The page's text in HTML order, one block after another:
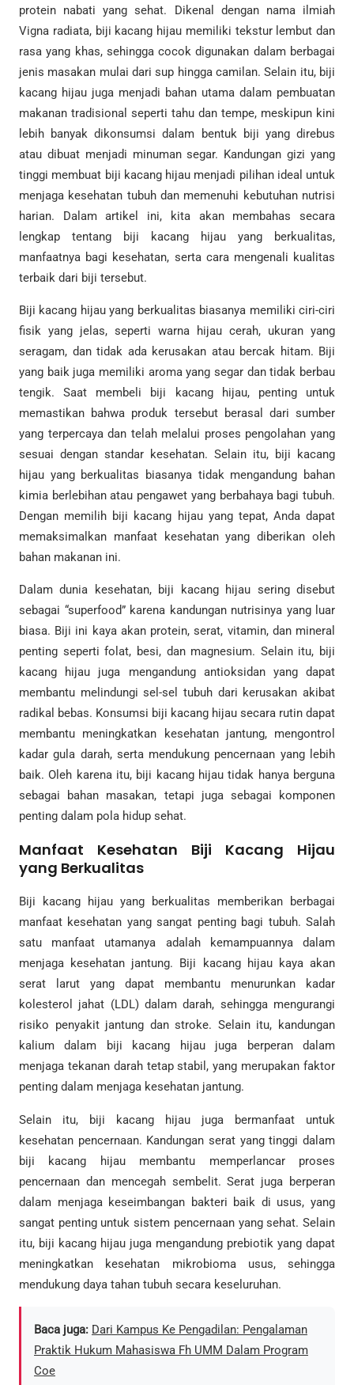
protein nabati yang sehat. Dikenal dengan nama ilmiah
Vigna radiata, biji kacang hijau memiliki tekstur lembut dan
rasa yang khas, sehingga cocok digunakan dalam berbagai
jenis masakan mulai dari sup hingga camilan. Selain itu, biji
kacang hijau juga menjadi bahan utama dalam pembuatan
makanan tradisional seperti tahu dan tempe, meskipun kini
lebih banyak dikonsumsi dalam bentuk biji yang direbus
atau dibuat menjadi minuman segar. Kandungan gizi yang
tinggi membuat biji kacang hijau menjadi pilihan ideal untuk
menjaga kesehatan tubuh dan memenuhi kebutuhan nutrisi
harian. Dalam artikel ini, kita akan membahas secara
lengkap tentang biji kacang hijau yang berkualitas,
manfaatnya bagi kesehatan, serta cara mengenali kualitas
terbaik dari biji tersebut.
Biji kacang hijau yang berkualitas biasanya memiliki ciri-ciri
fisik yang jelas, seperti warna hijau cerah, ukuran yang
seragam, dan tidak ada kerusakan atau bercak hitam. Biji
yang baik juga memiliki aroma yang segar dan tidak berbau
tengik. Saat membeli biji kacang hijau, penting untuk
memastikan bahwa produk tersebut berasal dari sumber
yang terpercaya dan telah melalui proses pengolahan yang
sesuai dengan standar kesehatan. Selain itu, biji kacang
hijau yang berkualitas biasanya tidak mengandung bahan
kimia berlebihan atau pengawet yang berbahaya bagi tubuh.
Dengan memilih biji kacang hijau yang tepat, Anda dapat
memaksimalkan manfaat kesehatan yang diberikan oleh
bahan makanan ini.
Dalam dunia kesehatan, biji kacang hijau sering disebut
sebagai “superfood” karena kandungan nutrisinya yang luar
biasa. Biji ini kaya akan protein, serat, vitamin, dan mineral
penting seperti folat, besi, dan magnesium. Selain itu, biji
kacang hijau juga mengandung antioksidan yang dapat
membantu melindungi sel-sel tubuh dari kerusakan akibat
radikal bebas. Konsumsi biji kacang hijau secara rutin dapat
membantu meningkatkan kesehatan jantung, mengontrol
kadar gula darah, serta mendukung pencernaan yang lebih
baik. Oleh karena itu, biji kacang hijau tidak hanya berguna
sebagai bahan masakan, tetapi juga sebagai komponen
penting dalam pola hidup sehat.
Manfaat Kesehatan Biji Kacang Hijau
yang Berkualitas
Biji kacang hijau yang berkualitas memberikan berbagai
manfaat kesehatan yang sangat penting bagi tubuh. Salah
satu manfaat utamanya adalah kemampuannya dalam
menjaga kesehatan jantung. Biji kacang hijau kaya akan
serat larut yang dapat membantu menurunkan kadar
kolesterol jahat (LDL) dalam darah, sehingga mengurangi
risiko penyakit jantung dan stroke. Selain itu, kandungan
kalium dalam biji kacang hijau juga berperan dalam
menjaga tekanan darah tetap stabil, yang merupakan faktor
penting dalam menjaga kesehatan jantung.
Selain itu, biji kacang hijau juga bermanfaat untuk
kesehatan pencernaan. Kandungan serat yang tinggi dalam
biji kacang hijau membantu memperlancar proses
pencernaan dan mencegah sembelit. Serat juga berperan
dalam menjaga keseimbangan bakteri baik di usus, yang
sangat penting untuk sistem pencernaan yang sehat. Selain
itu, biji kacang hijau juga mengandung prebiotik yang dapat
meningkatkan kesehatan mikrobioma usus, sehingga
mendukung daya tahan tubuh secara keseluruhan.
Baca juga: Dari Kampus Ke Pengadilan: Pengalaman
Praktik Hukum Mahasiswa Fh UMM Dalam Program
Coe